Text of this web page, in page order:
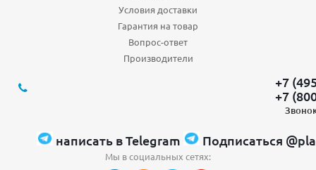
Условия доставки
Гарантия на товар
Вопрос-ответ
Производители
+7
+7
написать в Telegram Подписаться
Мы в социальных сетях: